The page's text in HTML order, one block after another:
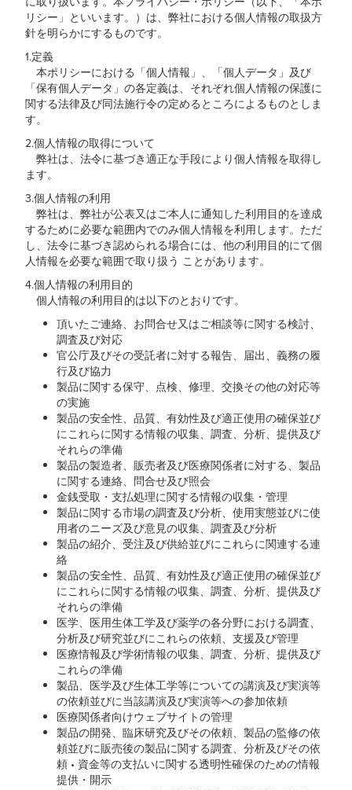
リシー」といいます。）は、弊社における個人情報の取扱方
針を明らかにするものです。
1.定義
本ポリシーにおける「個人情報」、「個人データ」及び
「保有個人データ」の各定義は、それぞれ個人情報の保護に
関する法律及び同法施行令の定めるところによるものとしま
す。
2.個人情報の取得について
弊社は、法令に基づき適正な手段により個人情報を取得し
ます。
3.個人情報の利用
弊社は、弊社が公表又はご本人に通知した利用目的を達成
するために必要な範囲内でのみ個人情報を利用します。ただ
し、法令に基づき認められる場合には、他の利用目的にて個
人情報を必要な範囲で取り扱う ことがあります。
4.個人情報の利用目的
個人情報の利用目的は以下のとおりです。
頂いたご連絡、お問合せ又はご相談等に関する検討、
調査及び対応
官公庁及びその受託者に対する報告、届出、義務の履
行及び協力
製品に関する保守、点検、修理、交換その他の対応等
の実施
製品の安全性、品質、有効性及び適正使用の確保並び
にこれらに関する情報の収集、調査、分析、提供及び
それらの準備
製品の製造者、販売者及び医療関係者に対する、製品
に関する連絡、問合せ及び照会
金銭受取・支払処理に関する情報の収集・管理
製品に関する市場の調査及び分析、使用実態並びに使
用者のニーズ及び意見の収集、調査及び分析
製品の紹介、受注及び供給並びにこれらに関連する連
絡
製品の安全性、品質、有効性及び適正使用の確保並び
にこれらに関する情報の収集、調査、分析、提供及び
それらの準備
医学、医用生体工学及び薬学の各分野における調査、
分析及び研究並びにこれらの依頼、支援及び管理
医療情報及び学術情報の収集、調査、分析、提供及び
これらの準備
製品、医学及び生体工学等についての講演及び実演等
の依頼並びに当該講演及び実演等への参加依頼
医療関係者向けウェブサイトの管理
製品の開発、臨床研究及びその依頼、製品の監修の依
頼並びに販売後の製品に関する調査、分析及びその依
頼 • 資金等の支払いに関する透明性確保のための情報
提供・開示